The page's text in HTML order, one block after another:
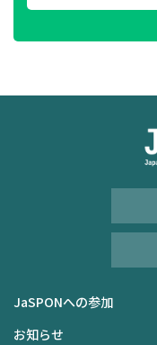
JaSPONへの参加
お知らせ